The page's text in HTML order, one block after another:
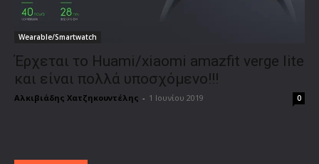
Wearable/Smartwatch
Έρχεται το Huami/xiaomi amazfit verge lite
και είναι πολλά υποσχόμενο!!!
Aλκιβιάδης Χατζηκουντέλης - 1 Ιουνίου 2019 0